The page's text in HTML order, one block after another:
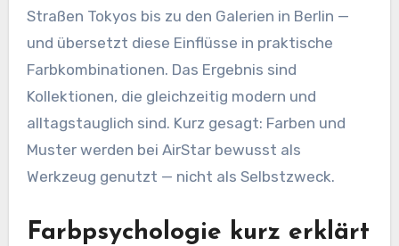
Straßen Tokyos bis zu den Galerien in Berlin —
und übersetzt diese Einflüsse in praktische
Farbkombinationen. Das Ergebnis sind
Kollektionen, die gleichzeitig modern und
alltagstauglich sind. Kurz gesagt: Farben und
Muster werden bei AirStar bewusst als
Werkzeug genutzt — nicht als Selbstzweck.
Farbpsychologie kurz erklärt